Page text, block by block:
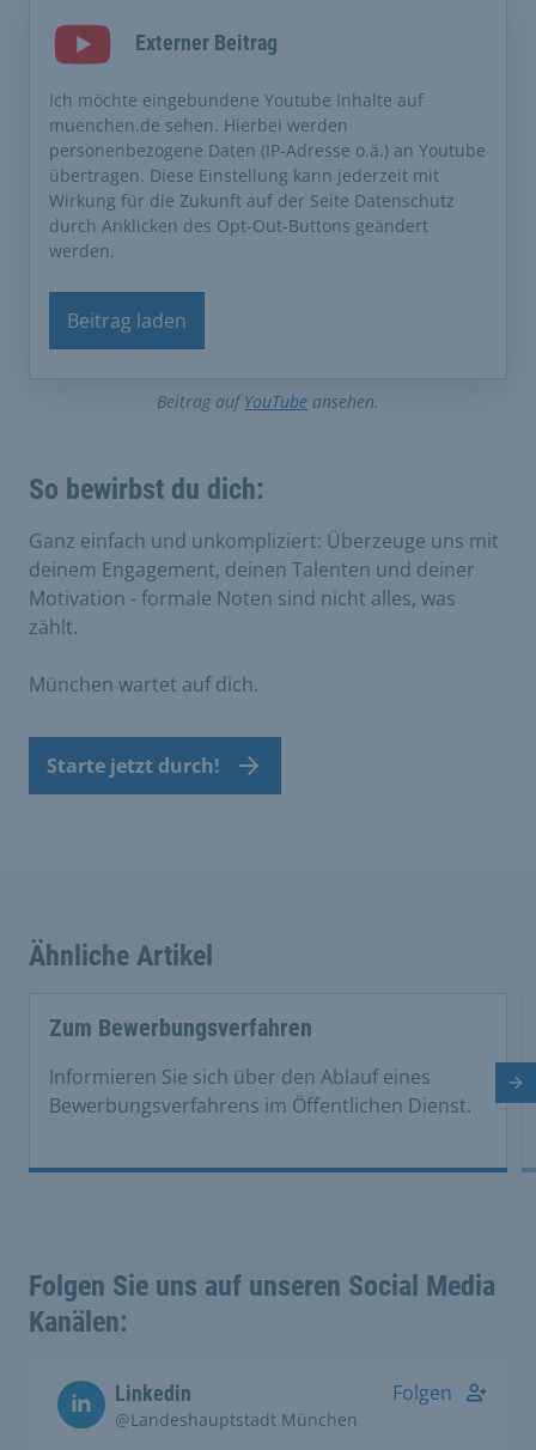
Externer Beitrag
Ich möchte eingebundene Youtube Inhalte auf
muenchen.de sehen. Hierbei werden
personenbezogene Daten (IP-Adresse o.ä.) an Youtube
übertragen. Diese Einstellung kann jederzeit mit
Wirkung für die Zukunft auf der Seite Datenschutz
durch Anklicken des Opt-Out-Buttons geändert
werden.
Beitrag laden
Beitrag aufYouTube ansehen.
So bewirbst du dich:
Ganz einfach und unkompliziert: Überzeuge uns mit
deinem Engagement, deinen Talenten und deiner
Motivation - formale Noten sind nicht alles, was
zählt.
München wartet auf dich.
Starte jetzt durch!
Ähnliche Artikel
Zum Bewerbungsverfahren
Informieren Sie sich über den Ablauf eines
Bewerbungsverfahrens im Öffentlichen Dienst.
Folgen Sie uns auf unseren Social Media
Kanälen:
Linkedin
@Landeshauptstadt München
Folgen